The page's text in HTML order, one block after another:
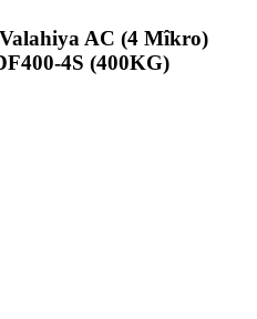
AC (4 Mîkro)
4S (400KG)